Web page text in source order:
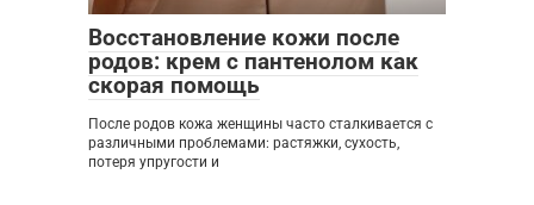
Восстановление кожи после
родов: крем с пантенолом как
скорая помощь
После родов кожа женщины часто сталкивается с
различными проблемами: растяжки, сухость,
потеря упругости и